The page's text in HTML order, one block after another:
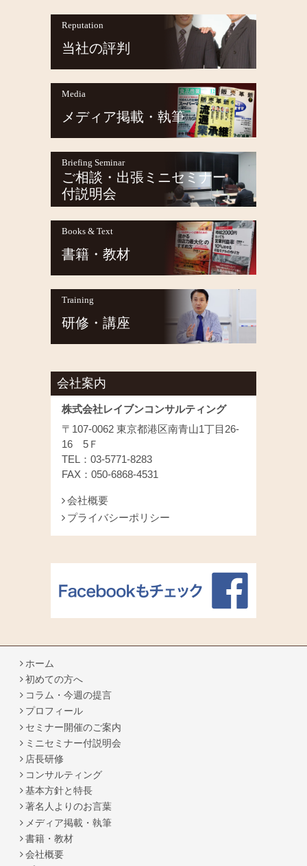
Reputation
当社の評判
Media
メディア掲載・執筆
Briefing Seminar
ご相談・出張ミニセミナー
付説明会
Books & Text
書籍・教材
Training
研修・講座
会社案内
株式会社レイブンコンサルティング
〒107-0062 東京都港区南青山1丁目26-
16 5Ｆ
TEL：03-5771-8283
FAX：050-6868-4531
会社概要
プライバシーポリシー
ホーム
初めての方へ
コラム・今週の提言
プロフィール
セミナー開催のご案内
ミニセミナー付説明会
店長研修
コンサルティング
基本方針と特長
著名人よりのお言葉
メディア掲載・執筆
書籍・教材
会社概要